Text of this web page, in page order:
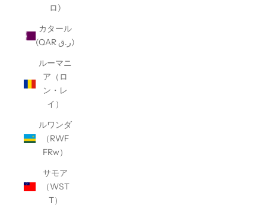
ロ)
カタール
(QAR ر.ق)
ルーマニ
ア（ロ
ン・レ
イ）
ルワンダ
（RWF
FRw）
サモア
（WST
T）